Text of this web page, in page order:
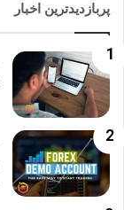
پربازدیدترین اخبار